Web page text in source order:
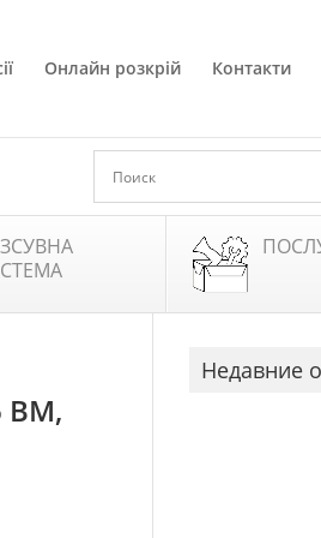
Онлайн розкрій Контакти
Недавние